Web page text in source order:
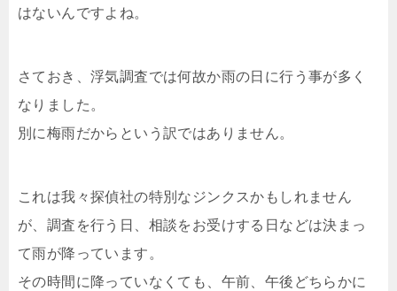
はないんですよね。
さておき、浮気調査では何故か雨の日に行う事が多く
なりました。
別に梅雨だからという訳ではありません。
これは我々探偵社の特別なジンクスかもしれません
が、調査を行う日、相談をお受けする日などは決まっ
て雨が降っています。
その時間に降っていなくても、午前、午後どちらかに